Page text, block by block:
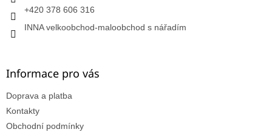
+420 378 606 316
INNA velkoobchod-maloobchod s nářadím
Informace pro vás
Doprava a platba
Kontakty
Obchodní podmínky